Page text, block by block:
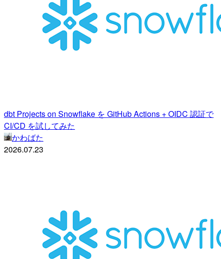
dbt Projects on Snowflake を GitHub Actions + OIDC 認証で
CI/CD を試してみた
かわばた
2026.07.23